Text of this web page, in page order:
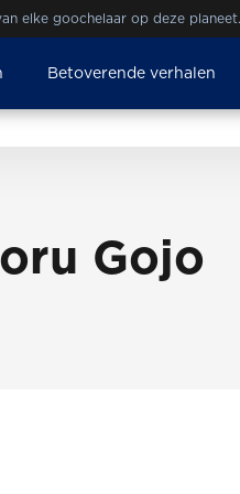
elke goochelaar op deze
Betoverende verhalen
Gojo